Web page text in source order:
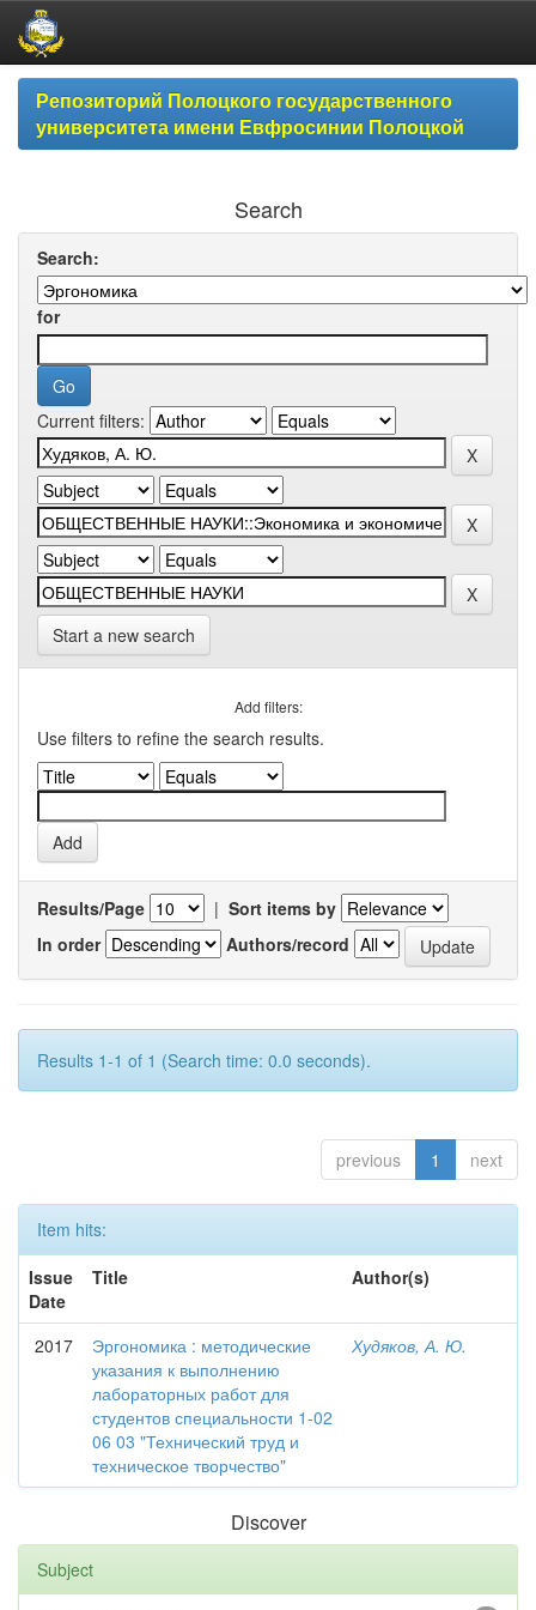
Skip
navigationРепозиторий Полоцкого государственного
университета имени Евфросинии Полоцкой
Search
Search:
for
Current filters:
Start a new search
Add filters:
Use filters to refine the search results.
Results/Page | Sort items by
In order
Authors/record
Results 1-1 of 1 (Search time: 0.0 seconds).
previous 1 next
Item hits:
Issue
Date
Title Author(s)
2017
Эргономика : методические
указания к выполнению
лабораторных работ для
студентов специальности 1-02
06 03 "Технический труд и
техническое творчество"
Худяков, А. Ю.
Discover
Subject